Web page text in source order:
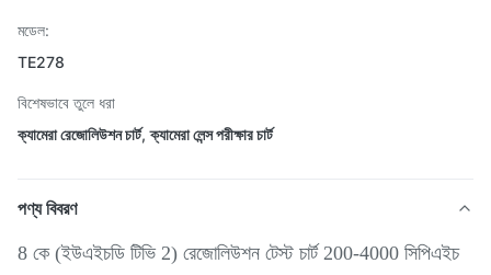
মডেল:
TE278
বিশেষভাবে তুলে ধরা
ক্যামেরা রেজোলিউশন চার্ট,ক্যামেরা লেন্স পরীক্ষার চার্ট
পণ্য বিবরণ
8 কে (ইউএইচডি টিভি 2) রেজোলিউশন টেস্ট চার্ট 200-4000 সিপিএইচ